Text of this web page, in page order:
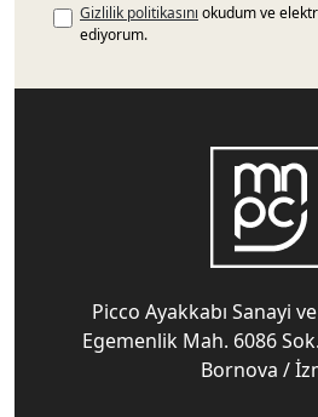
Gizlilik politikasını okudum ve
ediyorum.
Picco Ayakkabı Sanayi
Egemenlik Mah. 6086
Bornova /